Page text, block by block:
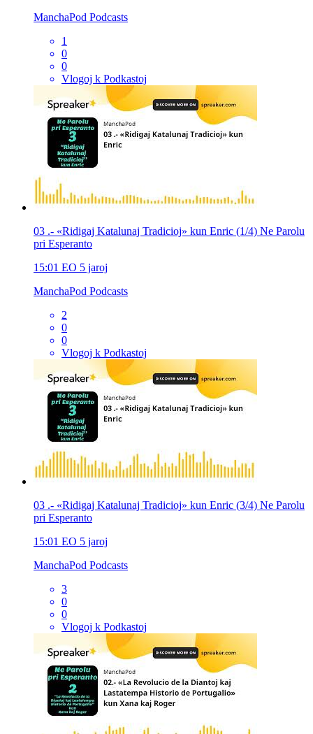
ManchaPod Podcasts
1
0
0
Vlogoj k Podkastoj
03 .- «Ridigaj Katalunaj Tradicioj» kun Enric (1/4) Ne Parolu
pri Esperanto
15:01 EO 5 jaroj
ManchaPod Podcasts
2
0
0
Vlogoj k Podkastoj
03 .- «Ridigaj Katalunaj Tradicioj» kun Enric (3/4) Ne Parolu
pri Esperanto
15:01 EO 5 jaroj
ManchaPod Podcasts
3
0
0
Vlogoj k Podkastoj